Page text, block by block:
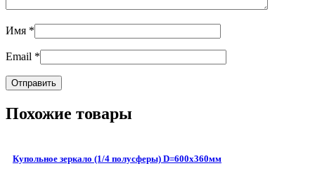
Имя *
Email *
Похожие товары
Купольное зеркало (1/4 полусферы) D=600х360мм